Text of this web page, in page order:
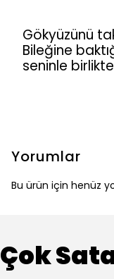
Gökyüzünü
Bileğine
seninle
Yorumlar
Bu ürün için henüz
Çok